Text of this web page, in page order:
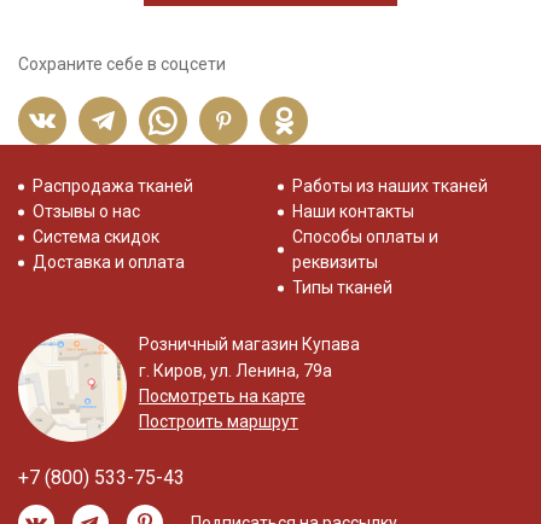
Сохраните себе в соцсети
Распродажа тканей
Отзывы о нас
Система скидок
Доставка и оплата
Работы из наших тканей
Наши контакты
Способы оплаты и
реквизиты
Типы тканей
Розничный магазин Купава
г. Киров, ул. Ленина, 79а
Посмотреть на карте
Построить маршрут
+7 (800) 533-75-43